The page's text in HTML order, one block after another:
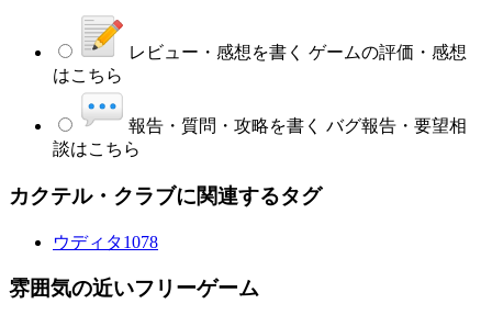
レビュー・感想を書く ゲームの評価・感想
はこちら
報告・質問・攻略を書く バグ報告・要望相
談はこちら
カクテル・クラブに関連するタグ
ウディタ1078
雰囲気の近いフリーゲーム